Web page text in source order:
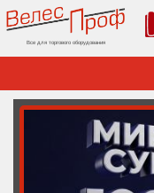
Все для торгового оборудования